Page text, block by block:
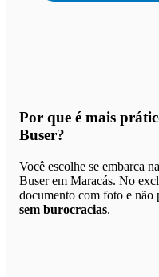
Por que é mais
Buser?
Você escolhe se embarca
Buser em Maracás. No
documento com foto e não
sem burocracias.